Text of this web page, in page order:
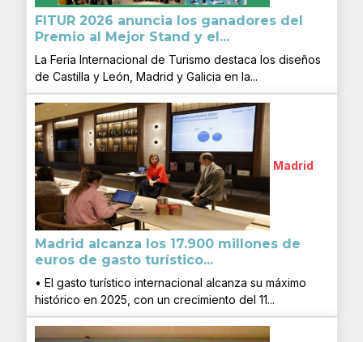
FITUR 2026 anuncia los ganadores del
Premio al Mejor Stand y el...
La Feria Internacional de Turismo destaca los diseños
de Castilla y León, Madrid y Galicia en la...
Madrid
Madrid alcanza los 17.900 millones de
euros de gasto turístico...
• El gasto turístico internacional alcanza su máximo
histórico en 2025, con un crecimiento del 11...